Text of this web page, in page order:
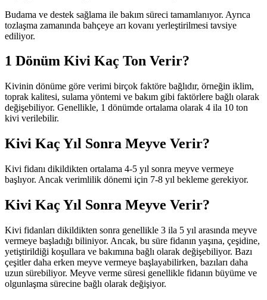
Budama ve destek sağlama ile bakım süreci tamamlanıyor. Ayrıca
tozlaşma zamanında bahçeye arı kovanı yerleştirilmesi tavsiye
ediliyor.
1 Dönüm Kivi Kaç Ton Verir?
Kivinin dönüme göre verimi birçok faktöre bağlıdır, örneğin iklim,
toprak kalitesi, sulama yöntemi ve bakım gibi faktörlere bağlı olarak
değişebiliyor. Genellikle, 1 dönümde ortalama olarak 4 ila 10 ton
kivi verilebilir.
Kivi Kaç Yıl Sonra Meyve Verir?
Kivi fidanı dikildikten ortalama 4-5 yıl sonra meyve vermeye
başlıyor. Ancak verimlilik dönemi için 7-8 yıl bekleme gerekiyor.
Kivi Kaç Yıl Sonra Meyve Verir?
Kivi fidanları dikildikten sonra genellikle 3 ila 5 yıl arasında meyve
vermeye başladığı biliniyor. Ancak, bu süre fidanın yaşına, çeşidine,
yetiştirildiği koşullara ve bakımına bağlı olarak değişebiliyor. Bazı
çeşitler daha erken meyve vermeye başlayabilirken, bazıları daha
uzun sürebiliyor. Meyve verme süresi genellikle fidanın büyüme ve
olgunlaşma sürecine bağlı olarak değişiyor.